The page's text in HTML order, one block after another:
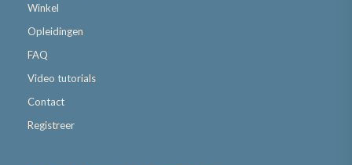
Winkel
Opleidingen
FAQ
Video tutorials
Contact
Registreer